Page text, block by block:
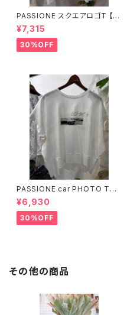
PASSIONE スクエアロゴT 【6
26938】
¥7,315
30%OFF
PASSIONE car PHOTO Tシ
ャツ 【626939】
¥6,930
30%OFF
その他の商品